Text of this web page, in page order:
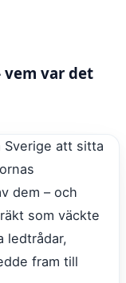
vem var det
Sverige att sitta
dem – och
som väckte
ledtrådar,
fram till